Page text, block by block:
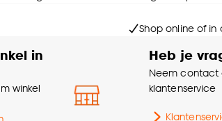
Shop online of in
in
winkel
Heb je
Neem contact
klantenservice